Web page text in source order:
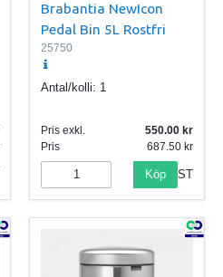
Brabantia NewIcon
Pedal Bin 5L Rostfri
25750
Antal/kolli: 1
Pris exkl.
550.00
Pris
687.50
Köp ST